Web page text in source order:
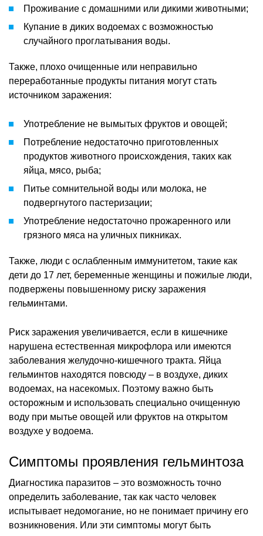
Проживание с домашними или дикими животными;
Купание в диких водоемах с возможностью
случайного проглатывания воды.
Также, плохо очищенные или неправильно
переработанные продукты питания могут стать
источником заражения:
Употребление не вымытых фруктов и овощей;
Потребление недостаточно приготовленных
продуктов животного происхождения, таких как
яйца, мясо, рыба;
Питье сомнительной воды или молока, не
подвергнутого пастеризации;
Употребление недостаточно прожаренного или
грязного мяса на уличных пикниках.
Также, люди с ослабленным иммунитетом, такие как
дети до 17 лет, беременные женщины и пожилые люди,
подвержены повышенному риску заражения
гельминтами.
Риск заражения увеличивается, если в кишечнике
нарушена естественная микрофлора или имеются
заболевания желудочно-кишечного тракта. Яйца
гельминтов находятся повсюду – в воздухе, диких
водоемах, на насекомых. Поэтому важно быть
осторожным и использовать специально очищенную
воду при мытье овощей или фруктов на открытом
воздухе у водоема.
Симптомы проявления гельминтоза
Диагностика паразитов – это возможность точно
определить заболевание, так как часто человек
испытывает недомогание, но не понимает причину его
возникновения. Или эти симптомы могут быть